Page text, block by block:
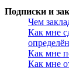
Подписки и
Чем
Как мне
Как мне
Как мне